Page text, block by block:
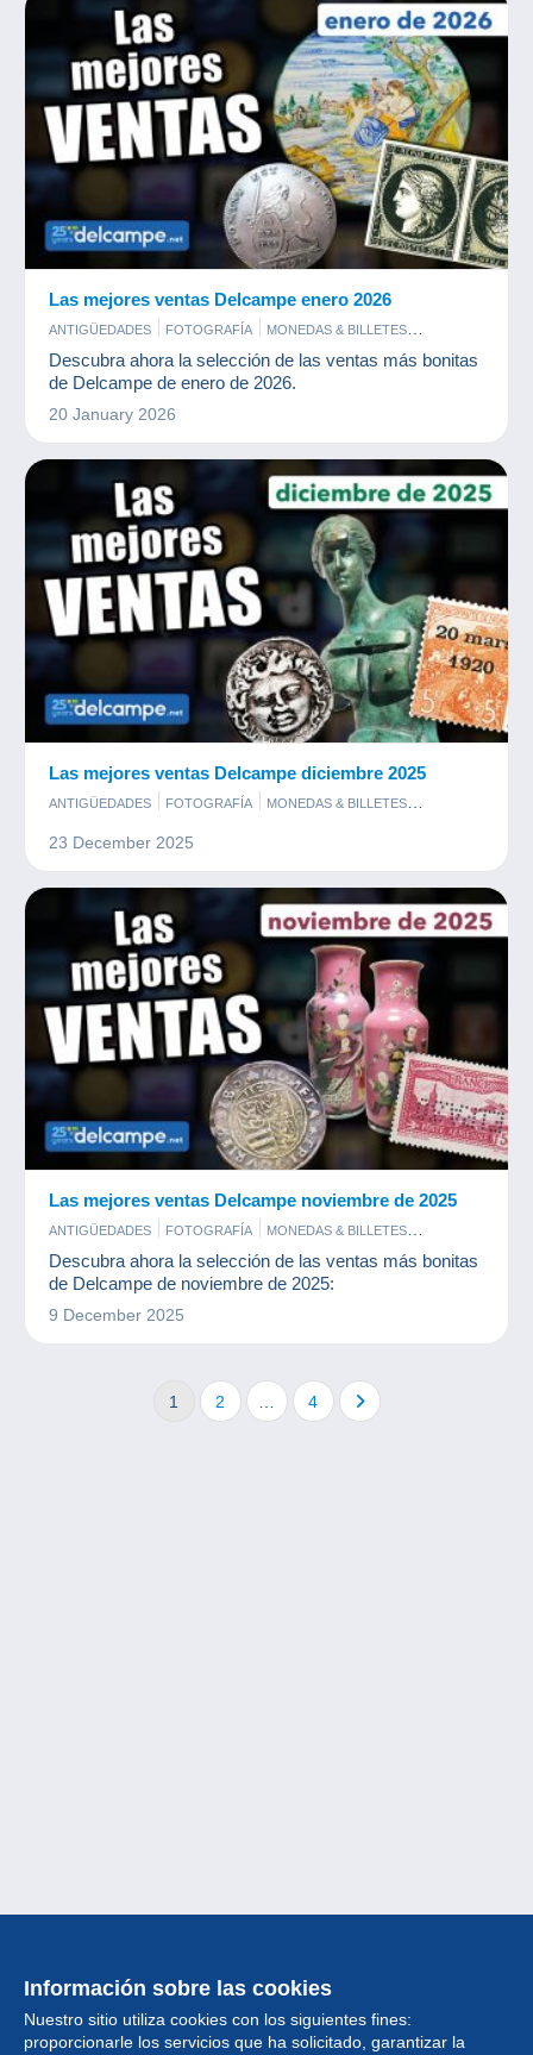
Las mejores ventas Delcampe enero 2026
ANTIGÜEDADES FOTOGRAFÍA
MONEDAS & BILLETES
POSTALES
SELLOS
Descubra ahora la selección de las ventas más bonitas
de Delcampe de enero de 2026.
20 January 2026
Las mejores ventas Delcampe diciembre 2025
ANTIGÜEDADES FOTOGRAFÍA
MONEDAS & BILLETES
23 December 2025
Las mejores ventas Delcampe noviembre de 2025
ANTIGÜEDADES FOTOGRAFÍA
MONEDAS & BILLETES
POSTALES
SELLOS
Descubra ahora la selección de las ventas más bonitas
de Delcampe de noviembre de 2025:
9 December 2025
1 2 4
Información sobre las cookies
Nuestro sitio utiliza cookies con los siguientes fines:
proporcionarle los servicios que ha solicitado, garantizar la